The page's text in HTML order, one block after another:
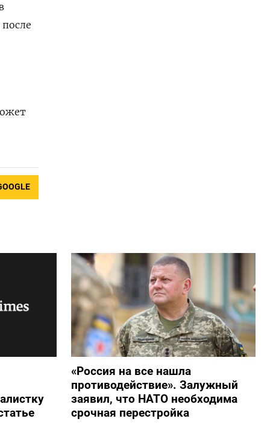
«Россия на все нашла
противодействие». Залужный
заявил, что НАТО необходима
срочная перестройка